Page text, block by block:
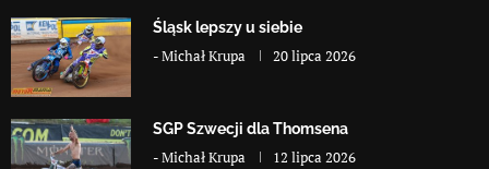
Śląsk lepszy u siebie
-Michał Krupa 20 lipca 2026
SGP Szwecji dla Thomsena
-Michał Krupa 12 lipca 2026